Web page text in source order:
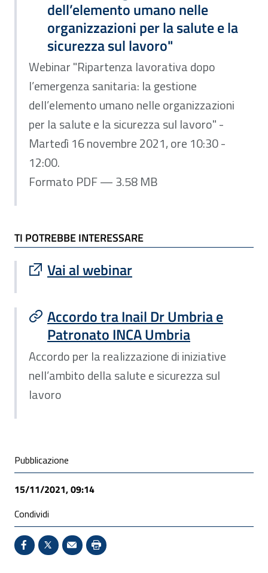
dell’elemento umano nelle
organizzazioni per la salute e la
sicurezza sul lavoro"
Webinar "Ripartenza lavorativa dopo
l’emergenza sanitaria: la gestione
dell’elemento umano nelle organizzazioni
per la salute e la sicurezza sul lavoro" -
Martedì 16 novembre 2021, ore 10:30 -
12:00.
Formato PDF — 3.58 MB
TI POTREBBE INTERESSARE
Vai al webinar
Sito esterno : apre una nuova finestra
Accordo tra Inail Dr Umbria e
Patronato INCA Umbria
Accordo per la realizzazione di iniziative
nell’ambito della salute e sicurezza sul
lavoro
Condivisione social
Pubblicazione
15/11/2021, 09:14
Condividi
Condividi su Facebook - Sito esterno - Apertura in
X - Sito esterno - Apertura in nuova finestra
Invio Mail: apre il programma di posta
Stampa pagina: scelta meno